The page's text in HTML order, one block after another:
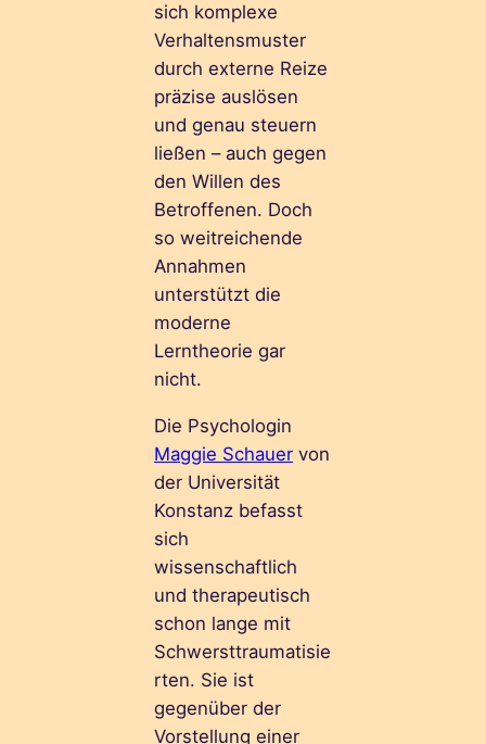
sich komplexe
Verhaltensmuster
durch externe Reize
präzise auslösen
und genau steuern
ließen – auch gegen
den Willen des
Betroffenen. Doch
so weitreichende
Annahmen
unterstützt die
moderne
Lerntheorie gar
nicht.
Die Psychologin
Maggie Schauer von
der Universität
Konstanz befasst
sich
wissenschaftlich
und therapeutisch
schon lange mit
Schwersttraumatisie
rten. Sie ist
gegenüber der
Vorstellung einer